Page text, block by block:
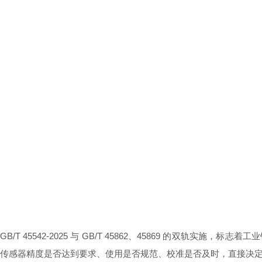
GB/T 45542-2025 与 GB/T 45862、45869 的双轨实施，标志着工
传感器精度是否达到要求、使用是否规范、校准是否及时，直接决